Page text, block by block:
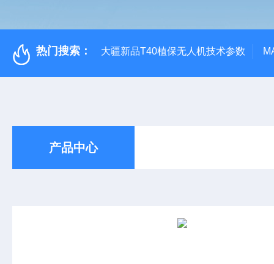
热门搜索： 大疆新品T40植保无人机技术参数
产品中心